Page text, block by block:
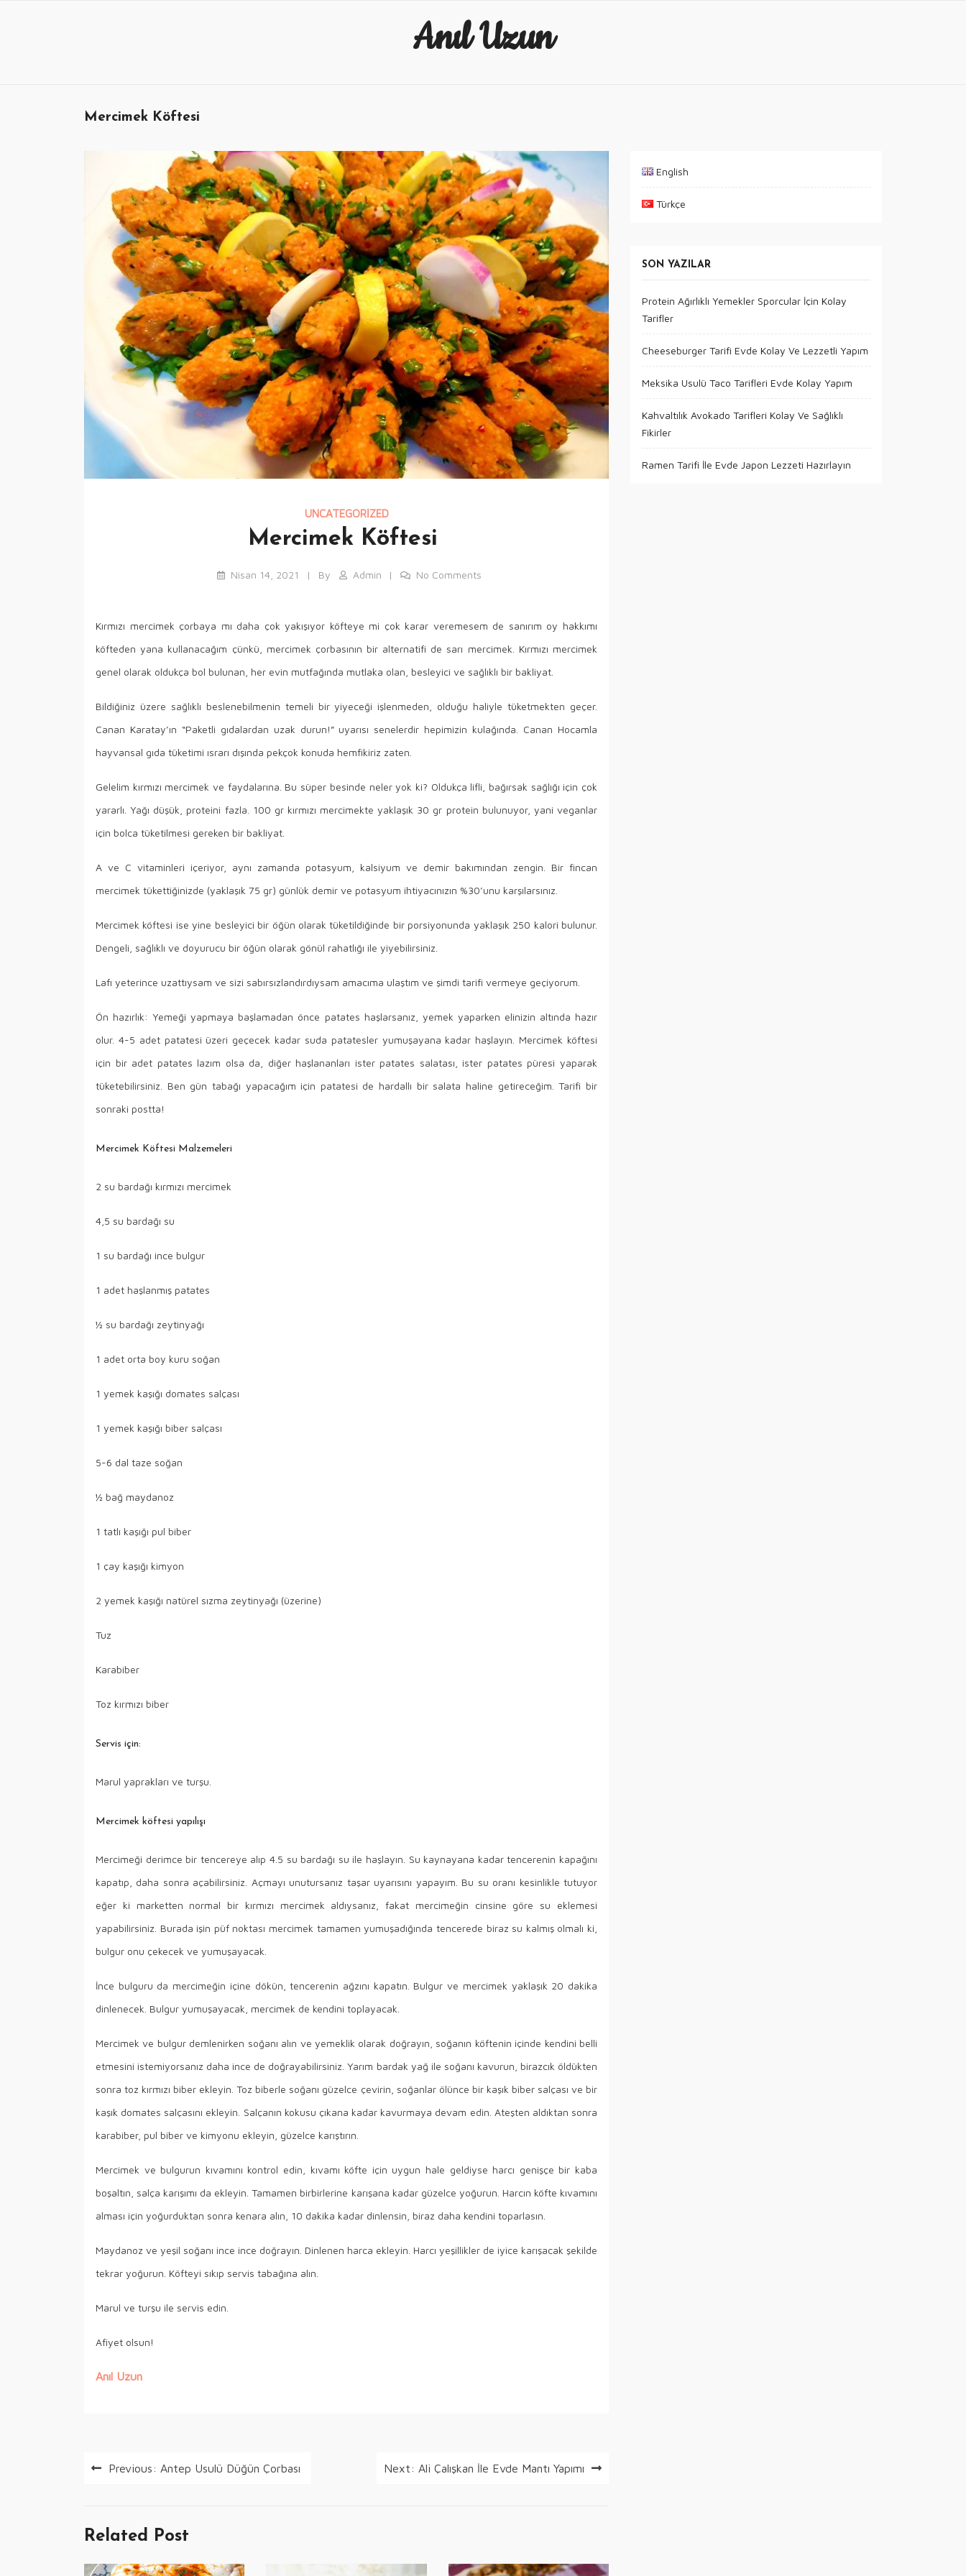
Anıl Uzun
Mercimek Köftesi
UNCATEGORIZED
Mercimek Köftesi
Nisan 14, 2021 By Admin No Comments
Kırmızı mercimek çorbaya mı daha çok yakışıyor köfteye mi çok karar veremesem de sanırım oy hakkımı
köfteden yana kullanacağım çünkü, mercimek çorbasının bir alternatifi de sarı mercimek. Kırmızı mercimek
genel olarak oldukça bol bulunan, her evin mutfağında mutlaka olan, besleyici ve sağlıklı bir bakliyat.
Bildiğiniz üzere sağlıklı beslenebilmenin temeli bir yiyeceği işlenmeden, olduğu haliyle tüketmekten geçer.
Canan Karatay’ın “Paketli gıdalardan uzak durun!” uyarısı senelerdir hepimizin kulağında. Canan Hocamla
hayvansal gıda tüketimi ısrarı dışında pekçok konuda hemfikiriz zaten.
Gelelim kırmızı mercimek ve faydalarına. Bu süper besinde neler yok ki? Oldukça lifli, bağırsak sağlığı için çok
yararlı. Yağı düşük, proteini fazla. 100 gr kırmızı mercimekte yaklaşık 30 gr protein bulunuyor, yani veganlar
için bolca tüketilmesi gereken bir bakliyat.
A ve C vitaminleri içeriyor, aynı zamanda potasyum, kalsiyum ve demir bakımından zengin. Bir fincan
mercimek tükettiğinizde (yaklaşık 75 gr) günlük demir ve potasyum ihtiyacınızın %30’unu karşılarsınız.
Mercimek köftesi ise yine besleyici bir öğün olarak tüketildiğinde bir porsiyonunda yaklaşık 250 kalori bulunur.
Dengeli, sağlıklı ve doyurucu bir öğün olarak gönül rahatlığı ile yiyebilirsiniz.
Lafı yeterince uzattıysam ve sizi sabırsızlandırdıysam amacıma ulaştım ve şimdi tarifi vermeye geçiyorum.
Ön hazırlık: Yemeği yapmaya başlamadan önce patates haşlarsanız, yemek yaparken elinizin altında hazır
olur. 4-5 adet patatesi üzeri geçecek kadar suda patatesler yumuşayana kadar haşlayın. Mercimek köftesi
için bir adet patates lazım olsa da, diğer haşlananları ister patates salatası, ister patates püresi yaparak
tüketebilirsiniz. Ben gün tabağı yapacağım için patatesi de hardallı bir salata haline getireceğim. Tarifi bir
sonraki postta!
Mercimek Köftesi Malzemeleri
2 su bardağı kırmızı mercimek
4,5 su bardağı su
1 su bardağı ince bulgur
1 adet haşlanmış patates
½ su bardağı zeytinyağı
1 adet orta boy kuru soğan
1 yemek kaşığı domates salçası
1 yemek kaşığı biber salçası
5-6 dal taze soğan
½ bağ maydanoz
1 tatlı kaşığı pul biber
1 çay kaşığı kimyon
2 yemek kaşığı natürel sızma zeytinyağı (üzerine)
Tuz
Karabiber
Toz kırmızı biber
Servis için:
Marul yaprakları ve turşu.
Mercimek köftesi yapılışı
Mercimeği derimce bir tencereye alıp 4.5 su bardağı su ile haşlayın. Su kaynayana kadar tencerenin kapağını
kapatıp, daha sonra açabilirsiniz. Açmayı unutursanız taşar uyarısını yapayım. Bu su oranı kesinlikle tutuyor
eğer ki marketten normal bir kırmızı mercimek aldıysanız, fakat mercimeğin cinsine göre su eklemesi
yapabilirsiniz. Burada işin püf noktası mercimek tamamen yumuşadığında tencerede biraz su kalmış olmalı ki,
bulgur onu çekecek ve yumuşayacak.
İnce bulguru da mercimeğin içine dökün, tencerenin ağzını kapatın. Bulgur ve mercimek yaklaşık 20 dakika
dinlenecek. Bulgur yumuşayacak, mercimek de kendini toplayacak.
Mercimek ve bulgur demlenirken soğanı alın ve yemeklik olarak doğrayın, soğanın köftenin içinde kendini belli
etmesini istemiyorsanız daha ince de doğrayabilirsiniz. Yarım bardak yağ ile soğanı kavurun, birazcık öldükten
sonra toz kırmızı biber ekleyin. Toz biberle soğanı güzelce çevirin, soğanlar ölünce bir kaşık biber salçası ve bir
kaşık domates salçasını ekleyin. Salçanın kokusu çıkana kadar kavurmaya devam edin. Ateşten aldıktan sonra
karabiber, pul biber ve kimyonu ekleyin, güzelce karıştırın.
Mercimek ve bulgurun kıvamını kontrol edin, kıvamı köfte için uygun hale geldiyse harcı genişçe bir kaba
boşaltın, salça karışımı da ekleyin. Tamamen birbirlerine karışana kadar güzelce yoğurun. Harcın köfte kıvamını
alması için yoğurduktan sonra kenara alın, 10 dakika kadar dinlensin, biraz daha kendini toparlasın.
Maydanoz ve yeşil soğanı ince ince doğrayın. Dinlenen harca ekleyin. Harcı yeşillikler de iyice karışacak şekilde
tekrar yoğurun. Köfteyi sıkıp servis tabağına alın.
Marul ve turşu ile servis edin.
Afiyet olsun!
Anıl Uzun
YazıPrevious: Antep Usulü Düğün Çorbası Next: Ali Çalışkan İle Evde Mantı Yapımı
Related Post
English
Türkçe
SON YAZILAR
Protein Ağırlıklı Yemekler Sporcular İçin Kolay
Tarifler
Cheeseburger Tarifi Evde Kolay Ve Lezzetli Yapım
Meksika Usulü Taco Tarifleri Evde Kolay Yapım
Kahvaltılık Avokado Tarifleri Kolay Ve Sağlıklı
Fikirler
Ramen Tarifi İle Evde Japon Lezzeti Hazırlayın